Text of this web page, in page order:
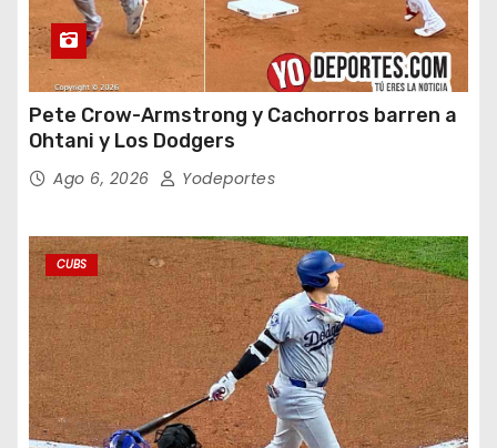
Pete Crow-Armstrong y Cachorros barren a
Ohtani y Los Dodgers
Ago 6, 2026 Yodeportes
CUBS